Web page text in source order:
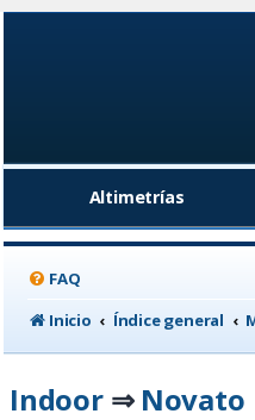
Altimetrías
FAQ
Inicio
Índice general
Indoor⇒ Novato